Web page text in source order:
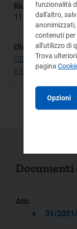
Riunione:
1116
Obiettivo
OS.4 Sostenere
e ricerca
Atti:
31/
funzionalità
dall'altro,
contenuti per
all'utilizzo di
Trova
pagina
Opzioni